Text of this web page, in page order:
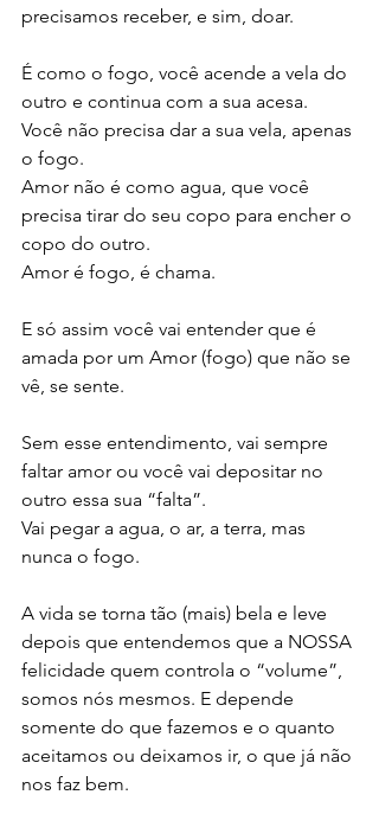
precisamos receber, e sim, doar.
É como o fogo, você acende a vela do
outro e continua com a sua acesa.
Você não precisa dar a sua vela, apenas
o fogo.
Amor não é como agua, que você
precisa tirar do seu copo para encher o
copo do outro.
Amor é fogo, é chama.
E só assim você vai entender que é
amada por um Amor (fogo) que não se
vê, se sente.
Sem esse entendimento, vai sempre
faltar amor ou você vai depositar no
outro essa sua “falta”.
Vai pegar a agua, o ar, a terra, mas
nunca o fogo.
A vida se torna tão (mais) bela e leve
depois que entendemos que a NOSSA
felicidade quem controla o “volume”,
somos nós mesmos. E depende
somente do que fazemos e o quanto
aceitamos ou deixamos ir, o que já não
nos faz bem.